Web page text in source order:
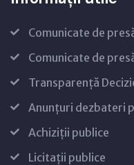
Comunicate de
Comunicate de
Transparență
Anunțuri dezbateri
Achiziții publice
Licitații publice